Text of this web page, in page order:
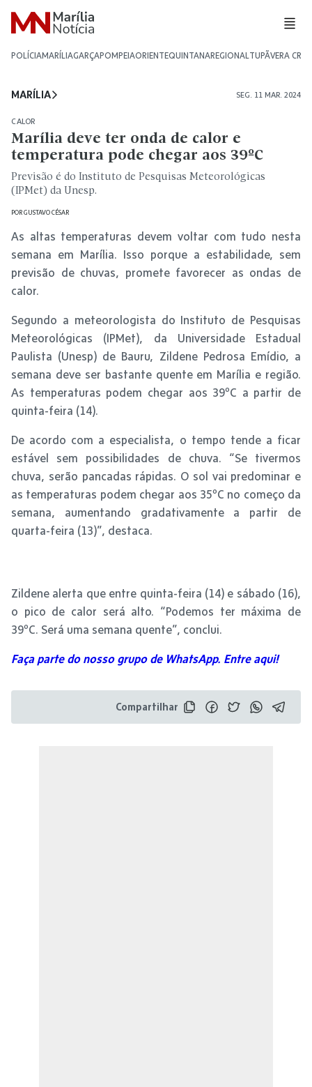
POLÍCIAMARÍLIAGARÇAPOMPEIAORIENTEQUINTANAREGIONALTUPÃVERA CRUZ
MARÍLIA SEG. 11 MAR. 2024
CALOR
Marília deve ter onda de calor e
temperatura pode chegar aos 39ºC
Previsão é do Instituto de Pesquisas Meteorológicas
(IPMet) da Unesp.
PORGUSTAVO CÉSAR
As altas temperaturas devem voltar com tudo nesta
semana em Marília. Isso porque a estabilidade, sem
previsão de chuvas, promete favorecer as ondas de
calor.
Segundo a meteorologista do Instituto de Pesquisas
Meteorológicas (IPMet), da Universidade Estadual
Paulista (Unesp) de Bauru, Zildene Pedrosa Emídio, a
semana deve ser bastante quente em Marília e região.
As temperaturas podem chegar aos 39ºC a partir de
quinta-feira (14).
De acordo com a especialista, o tempo tende a ficar
estável sem possibilidades de chuva. “Se tivermos
chuva, serão pancadas rápidas. O sol vai predominar e
as temperaturas podem chegar aos 35ºC no começo da
semana, aumentando gradativamente a partir de
quarta-feira (13)”, destaca.
Zildene alerta que entre quinta-feira (14) e sábado (16),
o pico de calor será alto. “Podemos ter máxima de
39ºC. Será uma semana quente”, conclui.
Faça parte do nosso grupo de WhatsApp. Entre aqui!
Compartilhar